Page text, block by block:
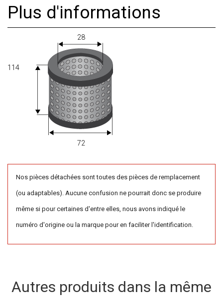
Plus d'informations
28
114
72
Nos pièces détachées sont toutes des pièces de remplacement
(ou adaptables). Aucune confusion ne pourrait donc se produire
même si pour certaines d'entre elles, nous avons indiqué le
numéro d'origine ou la marque pour en faciliter l'identification.
Autres produits dans la même